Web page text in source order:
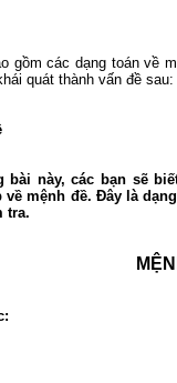
gồm các dạng toán về
quát thành vấn đề sau:
bài này, các bạn sẽ
về mệnh đề. Đây là
tra.